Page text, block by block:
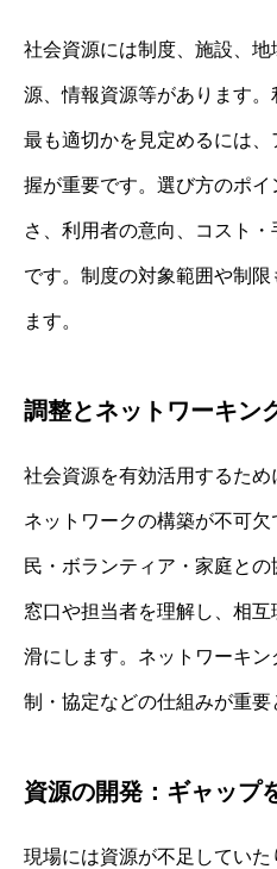
社会資源には制度、施設、
源、情報資源等があります
最も適切かを見定めるには
握が重要です。選び方のポ
さ、利用者の意向、コスト
です。制度の対象範囲や制
ます。
調整とネットワーキン
社会資源を有効活用するた
ネットワークの構築が不可
民・ボランティア・家庭と
窓口や担当者を理解し、相
滑にします。ネットワーキ
制・協定などの仕組みが重要
資源の開発：ギャップ
現場には資源が不足してい